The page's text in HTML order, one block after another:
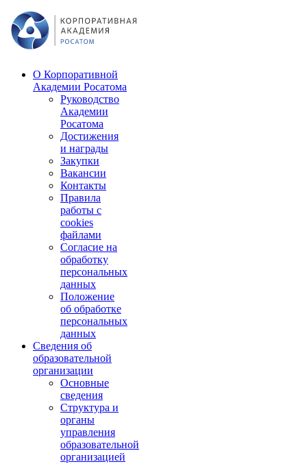
О Корпоративной
Академии Росатома
Руководство
Академии
Росатома
Достижения
и награды
Закупки
Вакансии
Контакты
Правила
работы с
cookies
файлами
Согласие на
обработку
персональных
данных
Положение
об обработке
персональных
данных
Сведения об
образовательной
организации
Основные
сведения
Структура и
органы
управления
образовательной
организацией